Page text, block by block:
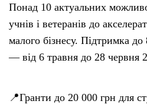
Понад 10 актуальних
учнів і ветеранів до
малого бізнесу. Підтримка
— від 6 травня до 28 червня
📍Гранти до 20 000 грн для